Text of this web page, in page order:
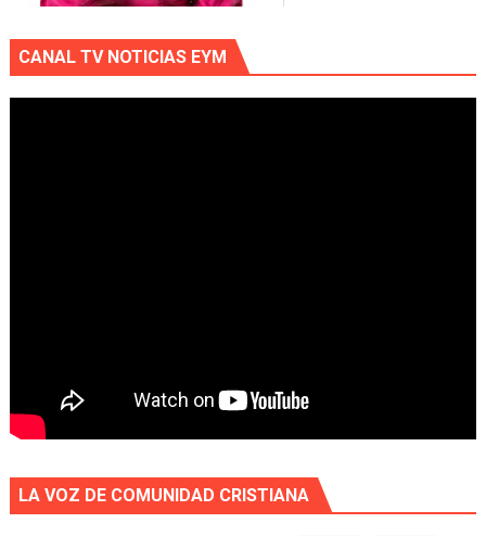
CANAL TV NOTICIAS EYM
LA VOZ DE COMUNIDAD CRISTIANA